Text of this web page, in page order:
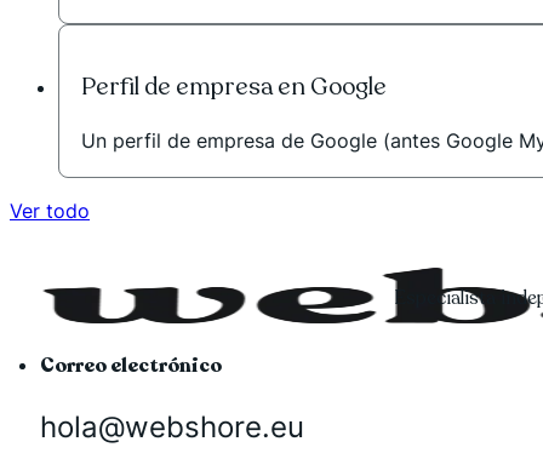
Perfil de empresa en Google
Un perfil de empresa de Google (antes Google
Ver todo
Especialista
Correo electrónico
hola@webshore.eu